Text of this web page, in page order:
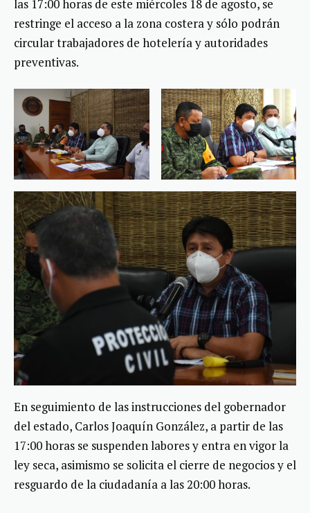
las 17:00 horas de este miércoles 18 de agosto, se
restringe el acceso a la zona costera y sólo podrán
circular trabajadores de hotelería y autoridades
preventivas.
En seguimiento de las instrucciones del gobernador
del estado, Carlos Joaquín González, a partir de las
17:00 horas se suspenden labores y entra en vigor la
ley seca, asimismo se solicita el cierre de negocios y el
resguardo de la ciudadanía a las 20:00 horas.